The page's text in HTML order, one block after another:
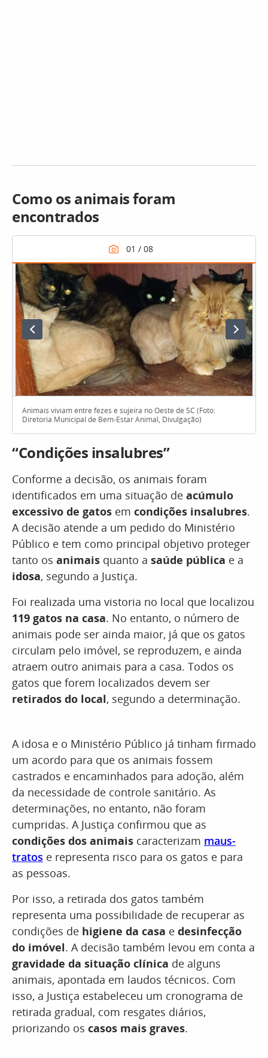
Como os animais foram
encontrados
Animais viviam entre fezes e sujeira no Oeste de SC (Foto:
Diretoria Municipal de Bem-Estar Animal, Divulgação)
“Condições insalubres”
Conforme a decisão, os animais foram
identificados em uma situação de acúmulo
excessivo de gatos em condições insalubres.
A decisão atende a um pedido do Ministério
Público e tem como principal objetivo proteger
tanto os animais quanto a saúde pública e a
idosa, segundo a Justiça.
Foi realizada uma vistoria no local que localizou
119 gatos na casa. No entanto, o número de
animais pode ser ainda maior, já que os gatos
circulam pelo imóvel, se reproduzem, e ainda
atraem outro animais para a casa. Todos os
gatos que forem localizados devem ser
retirados do local, segundo a determinação.
A idosa e o Ministério Público já tinham firmado
um acordo para que os animais fossem
castrados e encaminhados para adoção, além
da necessidade de controle sanitário. As
determinações, no entanto, não foram
cumpridas. A Justiça confirmou que as
condições dos animais caracterizam maus-
tratos e representa risco para os gatos e para
as pessoas.
Por isso, a retirada dos gatos também
representa uma possibilidade de recuperar as
condições de higiene da casa e desinfecção
do imóvel. A decisão também levou em conta a
gravidade da situação clínica de alguns
animais, apontada em laudos técnicos. Com
isso, a Justiça estabeleceu um cronograma de
retirada gradual, com resgates diários,
priorizando os casos mais graves.